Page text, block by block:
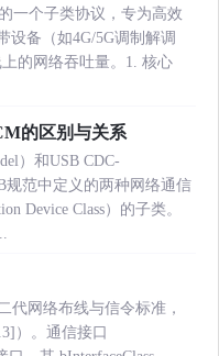
一个子类协议，专为高效
设备（如4G/5G调制解调
的网络吞吐量。1. 核心
的区别与关系
）和USB CDC-
规范中定义的两种网络通信
Device Class）的子类。
代网络布线与信令标准，
）。通信接口